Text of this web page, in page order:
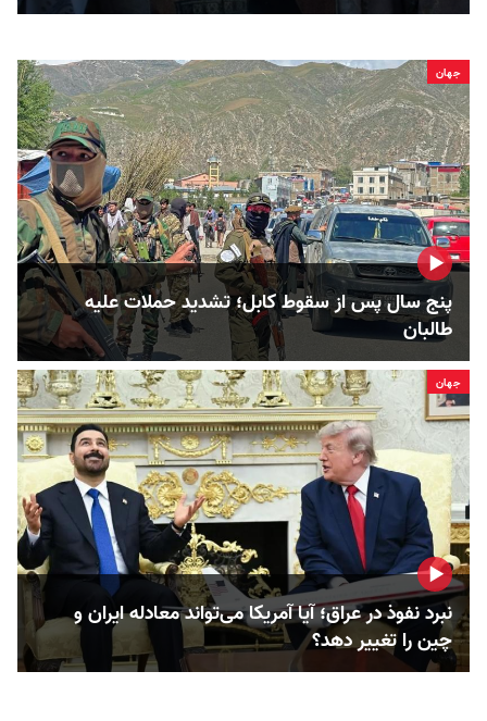
جهان
پنج سال پس از سقوط کابل؛ تشدید حملات علیه
طالبان
جهان
نبرد نفوذ در عراق؛ آیا آمریکا می‌تواند معادله ایران و
چین را تغییر دهد؟